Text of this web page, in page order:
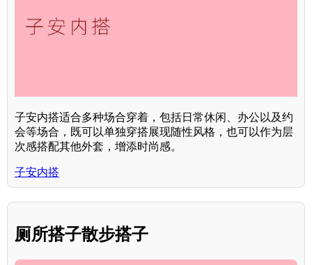
子安内搭适合多种场合穿着，包括日常休闲、办公以及约
会等场合，既可以单独穿搭展现随性风格，也可以作为层
次感搭配其他外套，增添时尚感。
子安内搭
厕所搭子散步搭子